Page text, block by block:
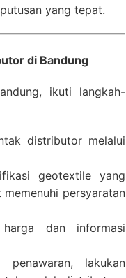
yang tepat.
di Bandung
ikuti langkah-
distributor melalui
geotextile yang
persyaratan
dan informasi
lakukan